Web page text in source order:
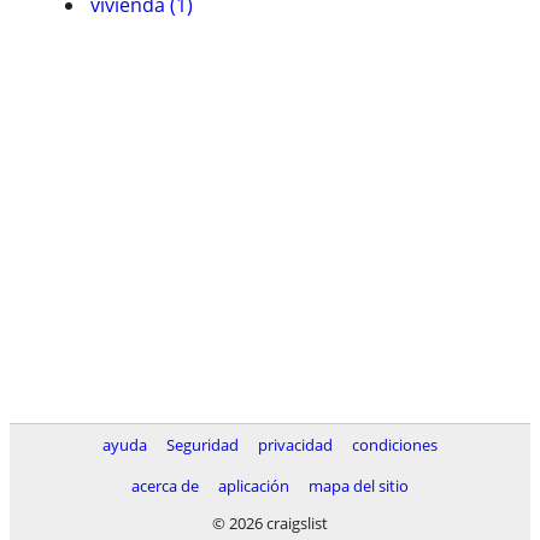
ayuda Seguridad privacidad
condiciones
acerca de
aplicación
mapa del sitio
© 2026 craigslist